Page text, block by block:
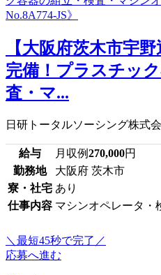
【大阪府茨木市宇
完備！プラスチッ
査・マ...
日研トータルソーシング株式
給与 月収例270,000円
勤務地
大阪府 茨木市
寮・社宅 あり
仕事内容 マシンオペレータ・
＼最短45秒で完了／
応募へ進む